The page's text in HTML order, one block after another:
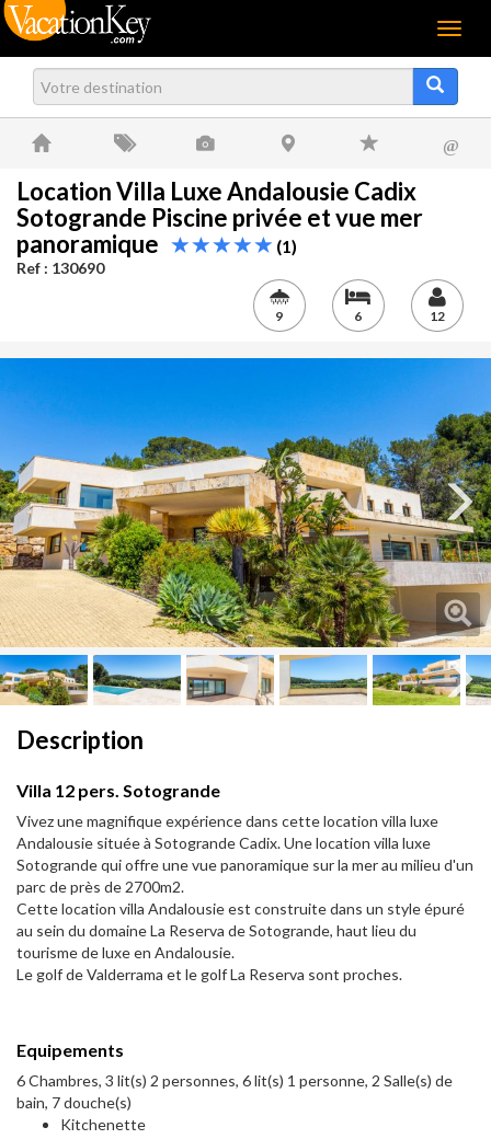
Menu
@
Location Villa Luxe Andalousie Cadix
Sotogrande Piscine privée et vue mer
panoramique
(1)
Ref : 130690
9 6 12
Next
Description
Villa 12 pers. Sotogrande
Vivez une magnifique expérience dans cette location villa luxe
Andalousie située à Sotogrande Cadix. Une location villa luxe
Sotogrande qui offre une vue panoramique sur la mer au milieu d'un
parc de près de 2700m2.
Cette location villa Andalousie est construite dans un style épuré
au sein du domaine La Reserva de Sotogrande, haut lieu du
tourisme de luxe en Andalousie.
Le golf de Valderrama et le golf La Reserva sont proches.
Equipements
6 Chambres, 3 lit(s) 2 personnes, 6 lit(s) 1 personne, 2 Salle(s) de
bain, 7 douche(s)
Kitchenette